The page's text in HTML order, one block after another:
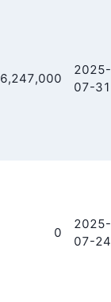
6,247,000
2025-
07-31
0
2025-
07-24